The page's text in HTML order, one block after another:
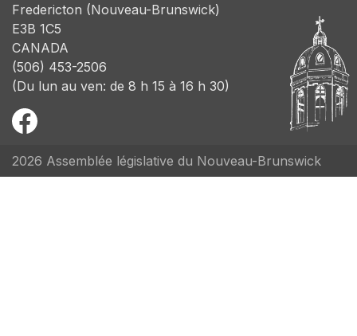
Fredericton (Nouveau-Brunswick)
E3B 1C5
CANADA
(506) 453-2506
(Du lun au ven: de 8 h 15 à 16 h 30)
2026 Assemblée législative du Nouveau-Brunswick